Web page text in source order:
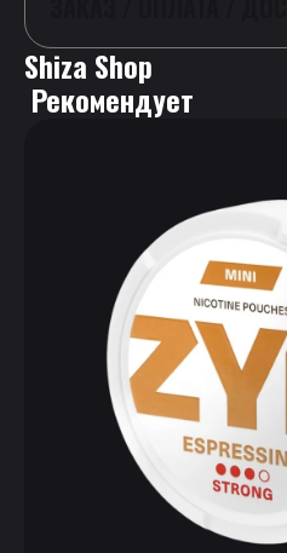
Shiza Shop
Рекомендует